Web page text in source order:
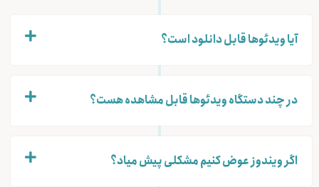
آیا ویدئوها قابل دانلود است؟
در چند دستگاه ویدئوها قابل مشاهده هست؟
اگر ویندوز عوض کنیم مشکلی پیش میاد؟